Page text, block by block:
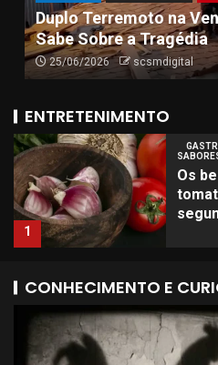
Após retomada de
anunciam trégua até
08/06/2026 scsmdigital
ENTRETENIMENTO
Os
2
CINEMA
o
1
3
Show
CONHECIMENTO E